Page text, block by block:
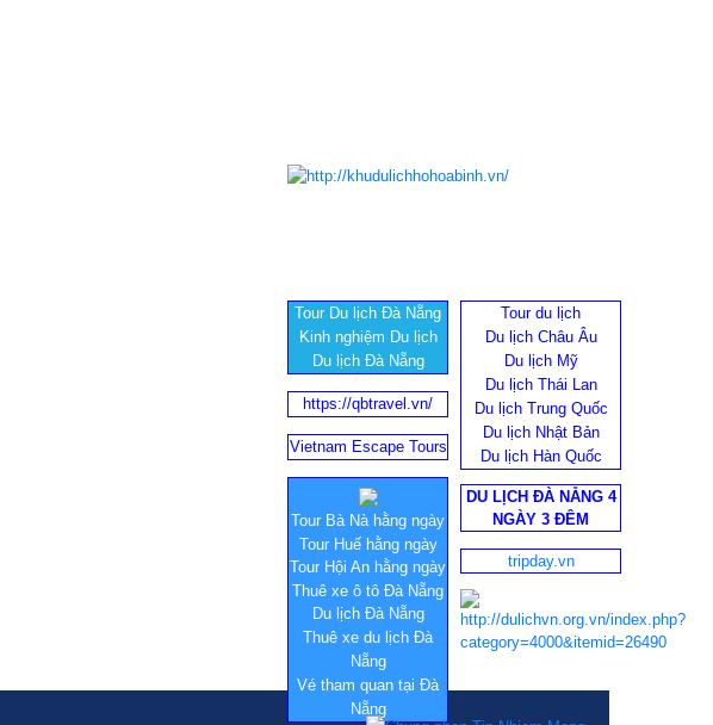
Tour Du lịch Đà Nẵng
Kinh nghiệm Du lịch
Du lịch Đà Nẵng
Tour du lịch
Du lịch Châu Âu
Du lịch Mỹ
Du lịch Thái Lan
Du lịch Trung Quốc
Du lịch Nhật Bản
Du lịch Hàn Quốc
https://qbtravel.vn/
Vietnam Escape Tours
Tour Bà Nà hằng ngày
Tour Huế hằng ngày
Tour Hội An hằng ngày
Thuê xe ô tô Đà Nẵng
Du lịch Đà Nẵng
Thuê xe du lịch Đà
Nẵng
Vé tham quan tại Đà
Nẵng
DU LỊCH ĐÀ NẴNG 4
NGÀY 3 ĐÊM
tripday.vn